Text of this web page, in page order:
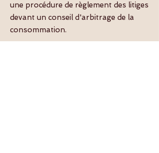
une procédure de règlement des litiges
devant un conseil d'arbitrage de la
consommation.